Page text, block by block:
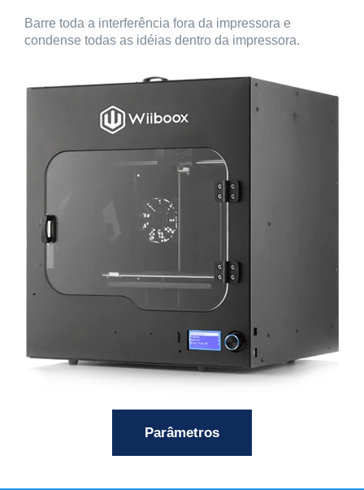
Barre toda a interferência fora da impressora e
condense todas as idéias dentro da impressora.
Parâmetros